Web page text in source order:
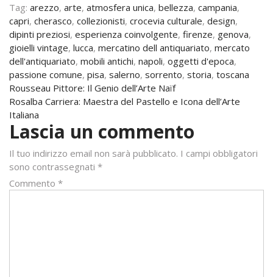
Tag: arezzo, arte, atmosfera unica, bellezza, campania,
capri, cherasco, collezionisti, crocevia culturale, design,
dipinti preziosi, esperienza coinvolgente, firenze, genova,
gioielli vintage, lucca, mercatino dell antiquariato, mercato
dell'antiquariato, mobili antichi, napoli, oggetti d'epoca,
passione comune, pisa, salerno, sorrento, storia, toscana
Navigazione
articoli
Rousseau Pittore: Il Genio dell’Arte Naïf
Rosalba Carriera: Maestra del Pastello e Icona dell’Arte
Italiana
Lascia un commento
Il tuo indirizzo email non sarà pubblicato. I campi obbligatori
sono contrassegnati *
Commento *